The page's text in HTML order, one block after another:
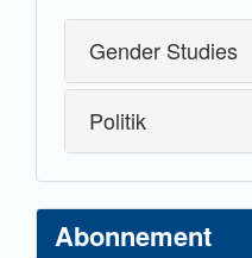
Gender Studies
Politik
Abonnement